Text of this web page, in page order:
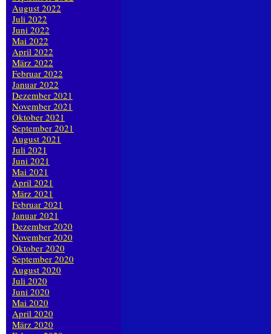
August 2022
Juli 2022
Juni 2022
Mai 2022
April 2022
März 2022
Februar 2022
Januar 2022
Dezember 2021
November 2021
Oktober 2021
September 2021
August 2021
Juli 2021
Juni 2021
Mai 2021
April 2021
März 2021
Februar 2021
Januar 2021
Dezember 2020
November 2020
Oktober 2020
September 2020
August 2020
Juli 2020
Juni 2020
Mai 2020
April 2020
März 2020